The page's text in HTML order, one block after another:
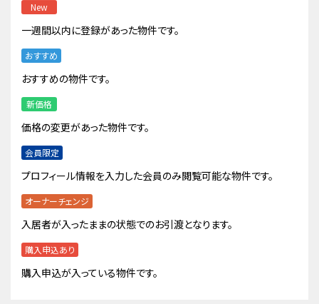
New
一週間以内に登録があった物件です。
おすすめ
おすすめの物件です。
新価格
価格の変更があった物件です。
会員限定
プロフィール情報を入力した会員のみ閲覧可能な物件です。
オーナーチェンジ
入居者が入ったままの状態でのお引渡となります。
購入申込あり
購入申込が入っている物件です。